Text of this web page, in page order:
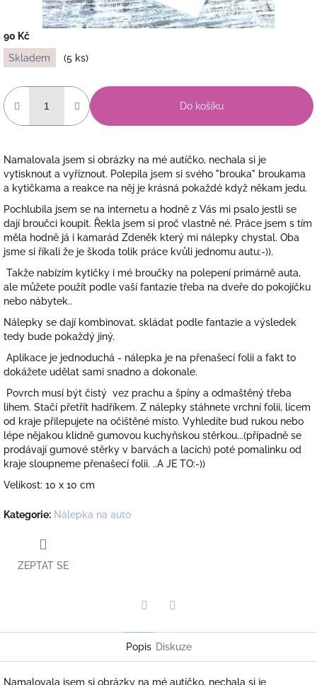
90 Kč
Měrná
cena:
Skladem (5 ks)
Do košíku
Namalovala jsem si obrázky na mé autíčko, nechala si je
vytisknout a vyříznout. Polepila jsem si svého "brouka" broukama
a kytičkama a reakce na něj je krásná pokaždé když někam jedu.
Pochlubila jsem se na internetu a hodně z Vás mi psalo jestli se
dají broučci koupit. Řekla jsem si proč vlastně né. Práce jsem s tím
měla hodně já i kamarád Zdeněk který mi nálepky chystal. Oba
jsme si říkali že je škoda tolik práce kvůli jednomu autu:-)).
Takže nabízím kytičky i mé broučky na polepení primárně auta,
ale můžete použít podle vaší fantazie třeba na dveře do pokojíčku
nebo nábytek..
Nálepky se dají kombinovat, skládat podle fantazie a výsledek
tedy bude pokaždý jiný.
Aplikace je jednoduchá - nálepka je na přenašecí folii a fakt to
dokážete udělat sami snadno a dokonale.
Povrch musí být čistý vez prachu a špíny a odmaštěný třeba
lihem. Stačí přetřít hadříkem. Z nálepky stáhnete vrchní folii, lícem
od kraje přilepujete na očištěné místo. Vyhledíte bud rukou nebo
lépe nějakou klidně gumovou kuchyňskou stěrkou...(případně se
prodávají gumové stěrky v barvách a lacích) poté pomalinku od
kraje sloupneme přenašecí folii. ..A JE TO:-))
Velikost: 10 x 10 cm
Kategorie: Nálepka na auto
ZEPTAT SE
Popis Diskuze
Namalovala jsem si obrázky na mé autíčko, nechala si je